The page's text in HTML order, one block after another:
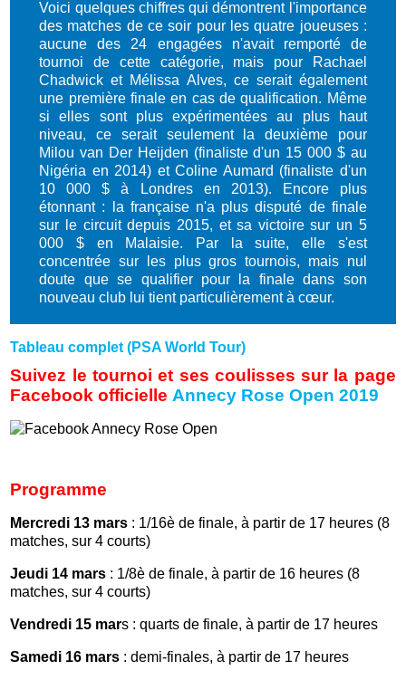
Voici quelques chiffres qui démontrent l'importance
des matches de ce soir pour les quatre joueuses :
aucune des 24 engagées n'avait remporté de
tournoi de cette catégorie, mais pour Rachael
Chadwick et Mélissa Alves, ce serait également
une première finale en cas de qualification. Même
si elles sont plus expérimentées au plus haut
niveau, ce serait seulement la deuxième pour
Milou van Der Heijden (finaliste d'un 15 000 $ au
Nigéria en 2014) et Coline Aumard (finaliste d'un
10 000 $ à Londres en 2013). Encore plus
étonnant : la française n'a plus disputé de finale
sur le circuit depuis 2015, et sa victoire sur un 5
000 $ en Malaisie. Par la suite, elle s'est
concentrée sur les plus gros tournois, mais nul
doute que se qualifier pour la finale dans son
nouveau club lui tient particulièrement à cœur.
Tableau complet (PSA World Tour)
Suivez le tournoi et ses coulisses sur la page
Facebook officielle Annecy Rose Open 2019
Programme
Mercredi 13 mars : 1/16è de finale, à partir de 17 heures (8
matches, sur 4 courts)
Jeudi 14 mars : 1/8è de finale, à partir de 16 heures (8
matches, sur 4 courts)
Vendredi 15 mars : quarts de finale, à partir de 17 heures
Samedi 16 mars : demi-finales, à partir de 17 heures